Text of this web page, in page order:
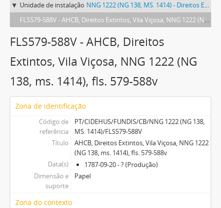
Unidade de instalação NNG 1222 (NG 138, MS. 1414) - Direitos Extintos, Vila Viçosa
FLS579-588V - AHCB, Direitos Extintos, Vila Viçosa, NNG 1222 (NG 138, ms. 1414), fls. 579-588v
FLS579-588V - AHCB, Direitos
Extintos, Vila Viçosa, NNG 1222 (NG
138, ms. 1414), fls. 579-588v
Zona de identificação
Código de
referência
PT/CIDEHUS/FUNDIS/CB/NNG 1222 (NG 138,
MS. 1414)/FLS579-588V
Título
AHCB, Direitos Extintos, Vila Viçosa, NNG 1222
(NG 138, ms. 1414), fls. 579-588v
Data(s)
1787-09-20 - ? (Produção)
Dimensão e
suporte
Papel
Zona do contexto